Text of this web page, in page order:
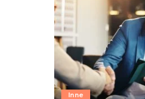
Inne